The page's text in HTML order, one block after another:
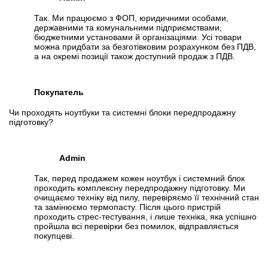
Так. Ми працюємо з ФОП, юридичними особами,
державними та комунальними підприємствами,
бюджетними установами й організаціями. Усі товари
можна придбати за безготівковим розрахунком без ПДВ,
а на окремі позиції також доступний продаж з ПДВ.
Покупатель
Чи проходять ноутбуки та системні блоки передпродажну
підготовку?
Admin
Так, перед продажем кожен ноутбук і системний блок
проходить комплексну передпродажну підготовку. Ми
очищаємо техніку від пилу, перевіряємо її технічний стан
та замінюємо термопасту. Після цього пристрій
проходить стрес-тестування, і лише техніка, яка успішно
пройшла всі перевірки без помилок, відправляється
покупцеві.